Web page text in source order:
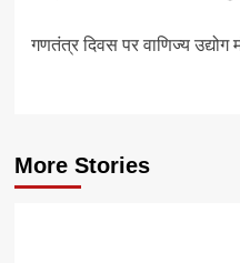
गणतंत्र दिवस पर वाणिज्य
More Stories